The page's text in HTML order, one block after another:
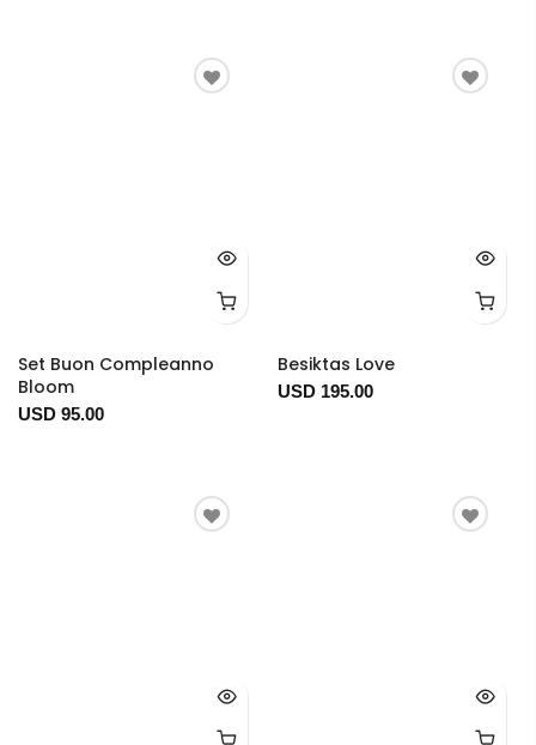
Set Buon Compleanno
Bloom
USD 95.00
Besiktas Love
USD 195.00